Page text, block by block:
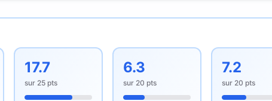
17.7
sur 25pts
6.3
sur 20 pts
7.2
sur 20 pts